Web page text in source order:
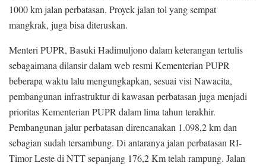
1000 km jalan perbatasan. Proyek jalan tol yang sempat
mangkrak, juga bisa diteruskan.
Menteri PUPR, Basuki Hadimuljono dalam keterangan tertulis
sebagaimana dilansir dalam web resmi Kementerian PUPR
beberapa waktu lalu mengungkapkan, sesuai visi Nawacita,
pembangunan infrastruktur di kawasan perbatasan juga menjadi
prioritas Kementerian PUPR dalam lima tahun terakhir.
Pembangunan jalur perbatasan direncanakan 1.098,2 km dan
sebagian sudah tersambung. Di antaranya jalan perbatasan RI-
Timor Leste di NTT sepanjang 176,2 Km telah rampung. Jalan